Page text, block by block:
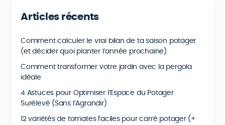
Articles récents
Comment calculer le vrai bilan de ta saison potager
(et décider quoi planter l’année prochaine)
Comment transformer votre jardin avec la pergola
idéale
4 Astuces pour Optimiser l’Espace du Potager
Surélevé (Sans l’Agrandir)
12 variétés de tomates faciles pour carré potager (+